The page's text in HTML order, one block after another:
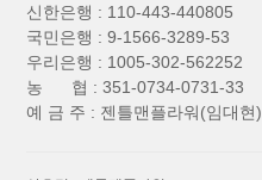
신한은행 : 110-443-440805
국민은행 : 9-1566-3289-53
우리은행 : 1005-302-562252
농 협 : 351-0734-0731-33
예 금 주 : 젠틀맨플라워(임대현)